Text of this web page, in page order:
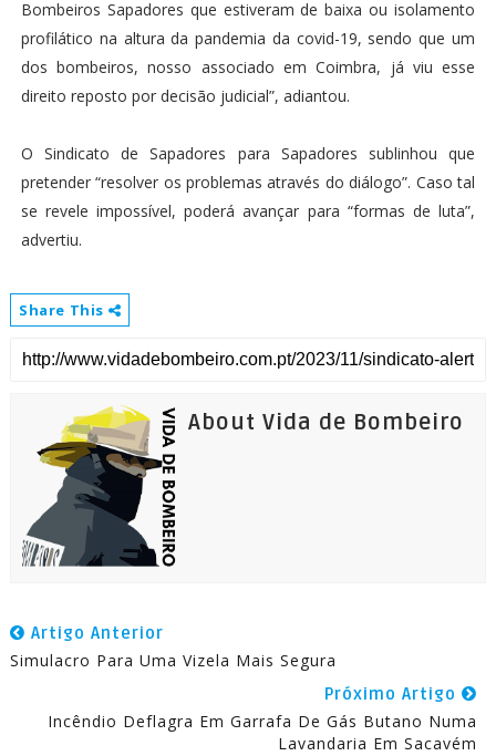
Bombeiros Sapadores que estiveram de baixa ou isolamento
profilático na altura da pandemia da covid-19, sendo que um
dos bombeiros, nosso associado em Coimbra, já viu esse
direito reposto por decisão judicial”, adiantou.
O Sindicato de Sapadores para Sapadores sublinhou que
pretender “resolver os problemas através do diálogo”. Caso tal
se revele impossível, poderá avançar para “formas de luta”,
advertiu.
Share This
About Vida de Bombeiro
Artigo Anterior
Simulacro Para Uma Vizela Mais Segura
Próximo Artigo
Incêndio Deflagra Em Garrafa De Gás Butano Numa
Lavandaria Em Sacavém